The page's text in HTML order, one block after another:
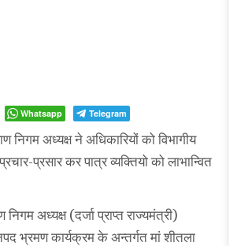
Whatsapp Telegram
निगम अध्यक्ष ने अधिकारियों को विभागीय
प्रसार कर पात्र व्यक्तियो को लाभान्वित
अध्यक्ष (दर्जा प्राप्त राज्यमंत्री)
भ्रमण कार्यक्रम के अन्तर्गत मां शीतला